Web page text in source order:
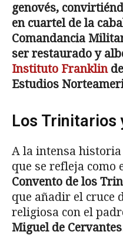
genovés,
en cuartel de la
Comandancia
ser restaurado y
Instituto Franklin
Estudios
Los Trinitarios
A la intensa
que se refleja como
Convento de los
que añadir el cruce
religiosa con el
Miguel de Cervantes